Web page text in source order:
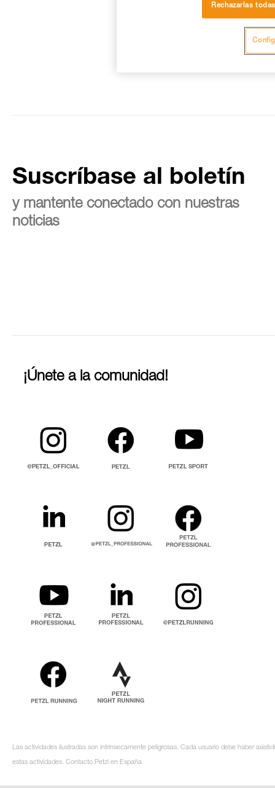
Suscríbase al boletín
y mantente conectado con nuestras
noticias
¡Únete a la comunidad!
Las actividades ilustradas son intrínsecamente peligrosas. Cada usuario debe haber
estas actividades. Contacto Petzl en España
Rechazarlas